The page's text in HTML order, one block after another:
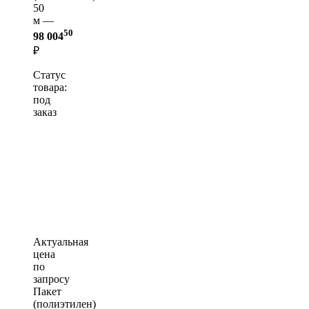
50
м —
98 00450
₽
Статус
товара:
под
заказ
Актуальная
цена
по
запросу
Пакет
(полиэтилен)